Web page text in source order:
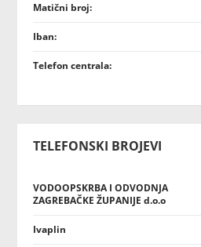
Matični broj:
Iban:
Telefon centrala:
TELEFONSKI BROJEVI
VODOOPSKRBA I ODVODNJA
ZAGREBAČKE ŽUPANIJE d.o.o
Ivaplin